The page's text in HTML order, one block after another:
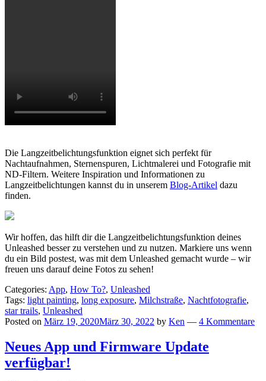
Die Langzeitbelichtungsfunktion eignet sich perfekt für
Nachtaufnahmen, Sternenspuren, Lichtmalerei und Fotografie mit
ND-Filtern. Weitere Inspiration und Informationen zu
Langzeitbelichtungen kannst du in unserem Blog-Artikel dazu
finden.
Wir hoffen, das hilft dir die Langzeitbelichtungsfunktion deines
Unleashed besser zu verstehen und zu nutzen. Markiere uns wenn
du ein Bild postest, was mit dem Unleashed gemacht wurde – wir
freuen uns darauf deine Fotos zu sehen!
Categories: App, How To?, Unleashed
Tags: light painting, long exposure, Milchstraße, Nachtfotografie,
star trails, Unleashed
Posted on März 19, 2020März 30, 2022 by Ken — 4 Kommentare
Neues App und Firmware Update
verfügbar!